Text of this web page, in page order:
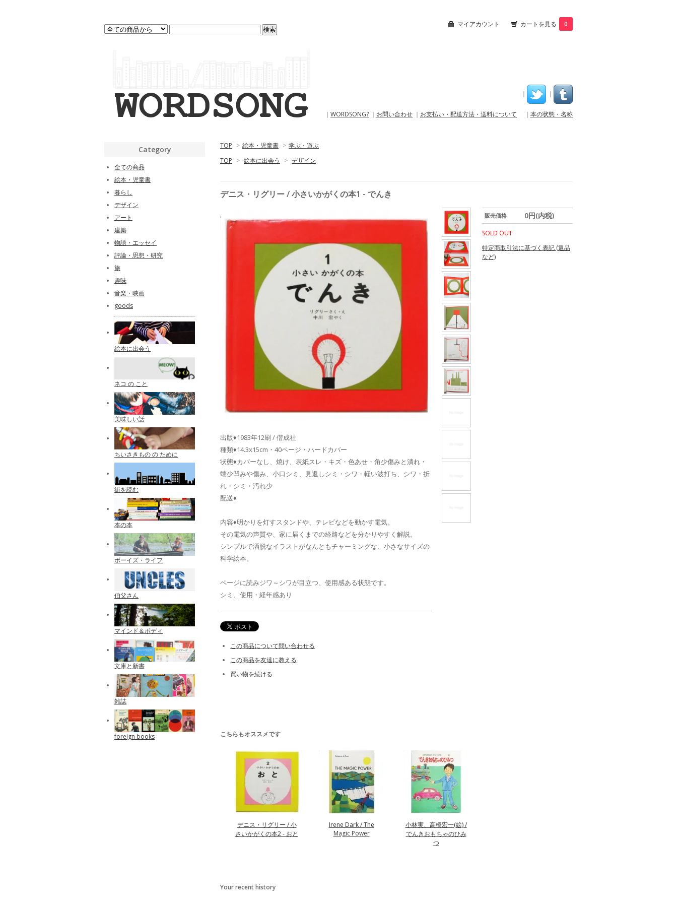
マイアカウント カートを見る 0
｜ ｜
｜ WORDSONG? ｜ お問い合わせ ｜ お支払い・配送方法・送料について ｜ 本の状態・名称
TOP > 絵本・児童書 > 学ぶ・遊ぶ
TOP > 絵本に出会う > デザイン
デニス・リグリー / 小さいかがくの本1 - でんき
販売価格 0円(内税)
SOLD OUT
特定商取引法に基づく表記 (返品
など)
出版♦1983年12刷 / 偕成社
種類♦14.3x15cm・40ページ・ハードカバー
状態♦カバーなし、焼け、表紙スレ・キズ・色あせ・角少傷みと潰れ・
端少凹みや傷み、小口シミ、見返しシミ・シワ・軽い波打ち、シワ・折
れ・シミ・汚れ少
配送♦
内容♦明かりを灯すスタンドや、テレビなどを動かす電気。
その電気の声質や、家に届くまでの経路などを分かりやすく解説。
シンプルで洒脱なイラストがなんともチャーミングな、小さなサイズの
科学絵本。
ページに読みジワ～シワが目立つ、使用感ある状態です。
シミ、使用・経年感あり
この商品について問い合わせる
この商品を友達に教える
買い物を続ける
こちらもオススメです
デニス・リグリー / 小
さいかがくの本2 - おと
Irene Dark / The
Magic Power
小林実、高橋宏一(絵) /
でんきおもちゃのひみ
つ
Your recent history
Category
全ての商品
絵本・児童書
暮らし
デザイン
アート
建築
物語・エッセイ
評論・思想・研究
旅
趣味
音楽・映画
goods
絵本に出会う
ネコ の こと
美味しい話
ちいさきもの の ために
街を読む
本の本
ボーイズ・ライフ
伯父さん
マインド＆ボディ
文庫と新書
雑誌
foreign books